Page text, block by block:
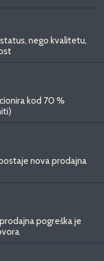
nego kvalitetu,
kod 70 %
nova prodajna
pogreška je